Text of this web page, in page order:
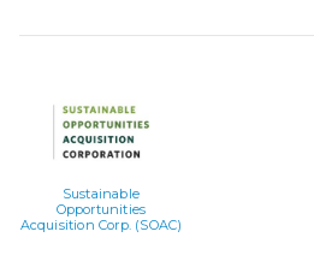
Sustainable
Opportunities
Acquisition Corp. (SOAC)